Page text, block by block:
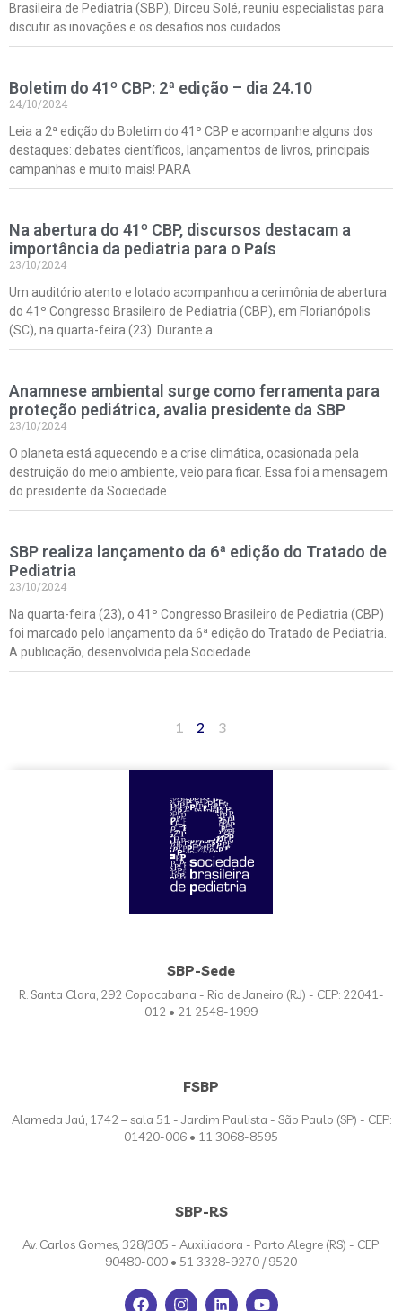
Brasileira de Pediatria (SBP), Dirceu Solé, reuniu especialistas para
discutir as inovações e os desafios nos cuidados
Boletim do 41º CBP: 2ª edição – dia 24.10
24/10/2024
Leia a 2ª edição do Boletim do 41º CBP e acompanhe alguns dos
destaques: debates científicos, lançamentos de livros, principais
campanhas e muito mais! PARA
Na abertura do 41º CBP, discursos destacam a
importância da pediatria para o País
23/10/2024
Um auditório atento e lotado acompanhou a cerimônia de abertura
do 41º Congresso Brasileiro de Pediatria (CBP), em Florianópolis
(SC), na quarta-feira (23). Durante a
Anamnese ambiental surge como ferramenta para
proteção pediátrica, avalia presidente da SBP
23/10/2024
O planeta está aquecendo e a crise climática, ocasionada pela
destruição do meio ambiente, veio para ficar. Essa foi a mensagem
do presidente da Sociedade
SBP realiza lançamento da 6ª edição do Tratado de
Pediatria
23/10/2024
Na quarta-feira (23), o 41º Congresso Brasileiro de Pediatria (CBP)
foi marcado pelo lançamento da 6ª edição do Tratado de Pediatria.
A publicação, desenvolvida pela Sociedade
1 2 3
SBP-Sede
R. Santa Clara, 292 Copacabana - Rio de Janeiro (RJ) - CEP: 22041-
012 • 21 2548-1999
FSBP
Alameda Jaú, 1742 – sala 51 - Jardim Paulista - São Paulo (SP) - CEP:
01420-006 • 11 3068-8595
SBP-RS
Av. Carlos Gomes, 328/305 - Auxiliadora - Porto Alegre (RS) - CEP:
90480-000 • 51 3328-9270 / 9520